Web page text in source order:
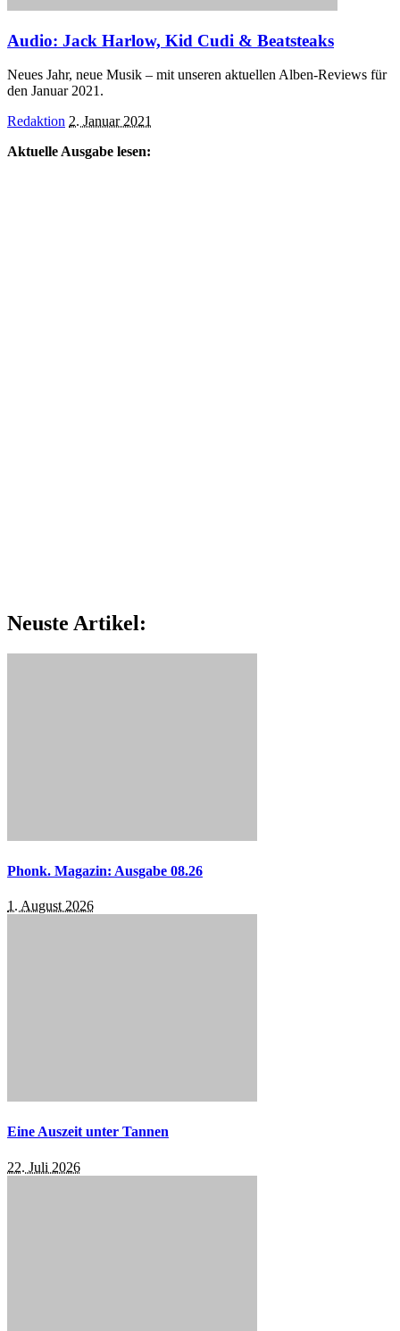
Audio: Jack Harlow, Kid Cudi & Beatsteaks
Neues Jahr, neue Musik – mit unseren aktuellen Alben-Reviews für
den Januar 2021.
Posted
Redaktion 2. Januar 2021
Aktuelle Ausgabe lesen:
Neuste Artikel:
Phonk. Magazin: Ausgabe 08.26
1. August 2026
Eine Auszeit unter Tannen
22. Juli 2026